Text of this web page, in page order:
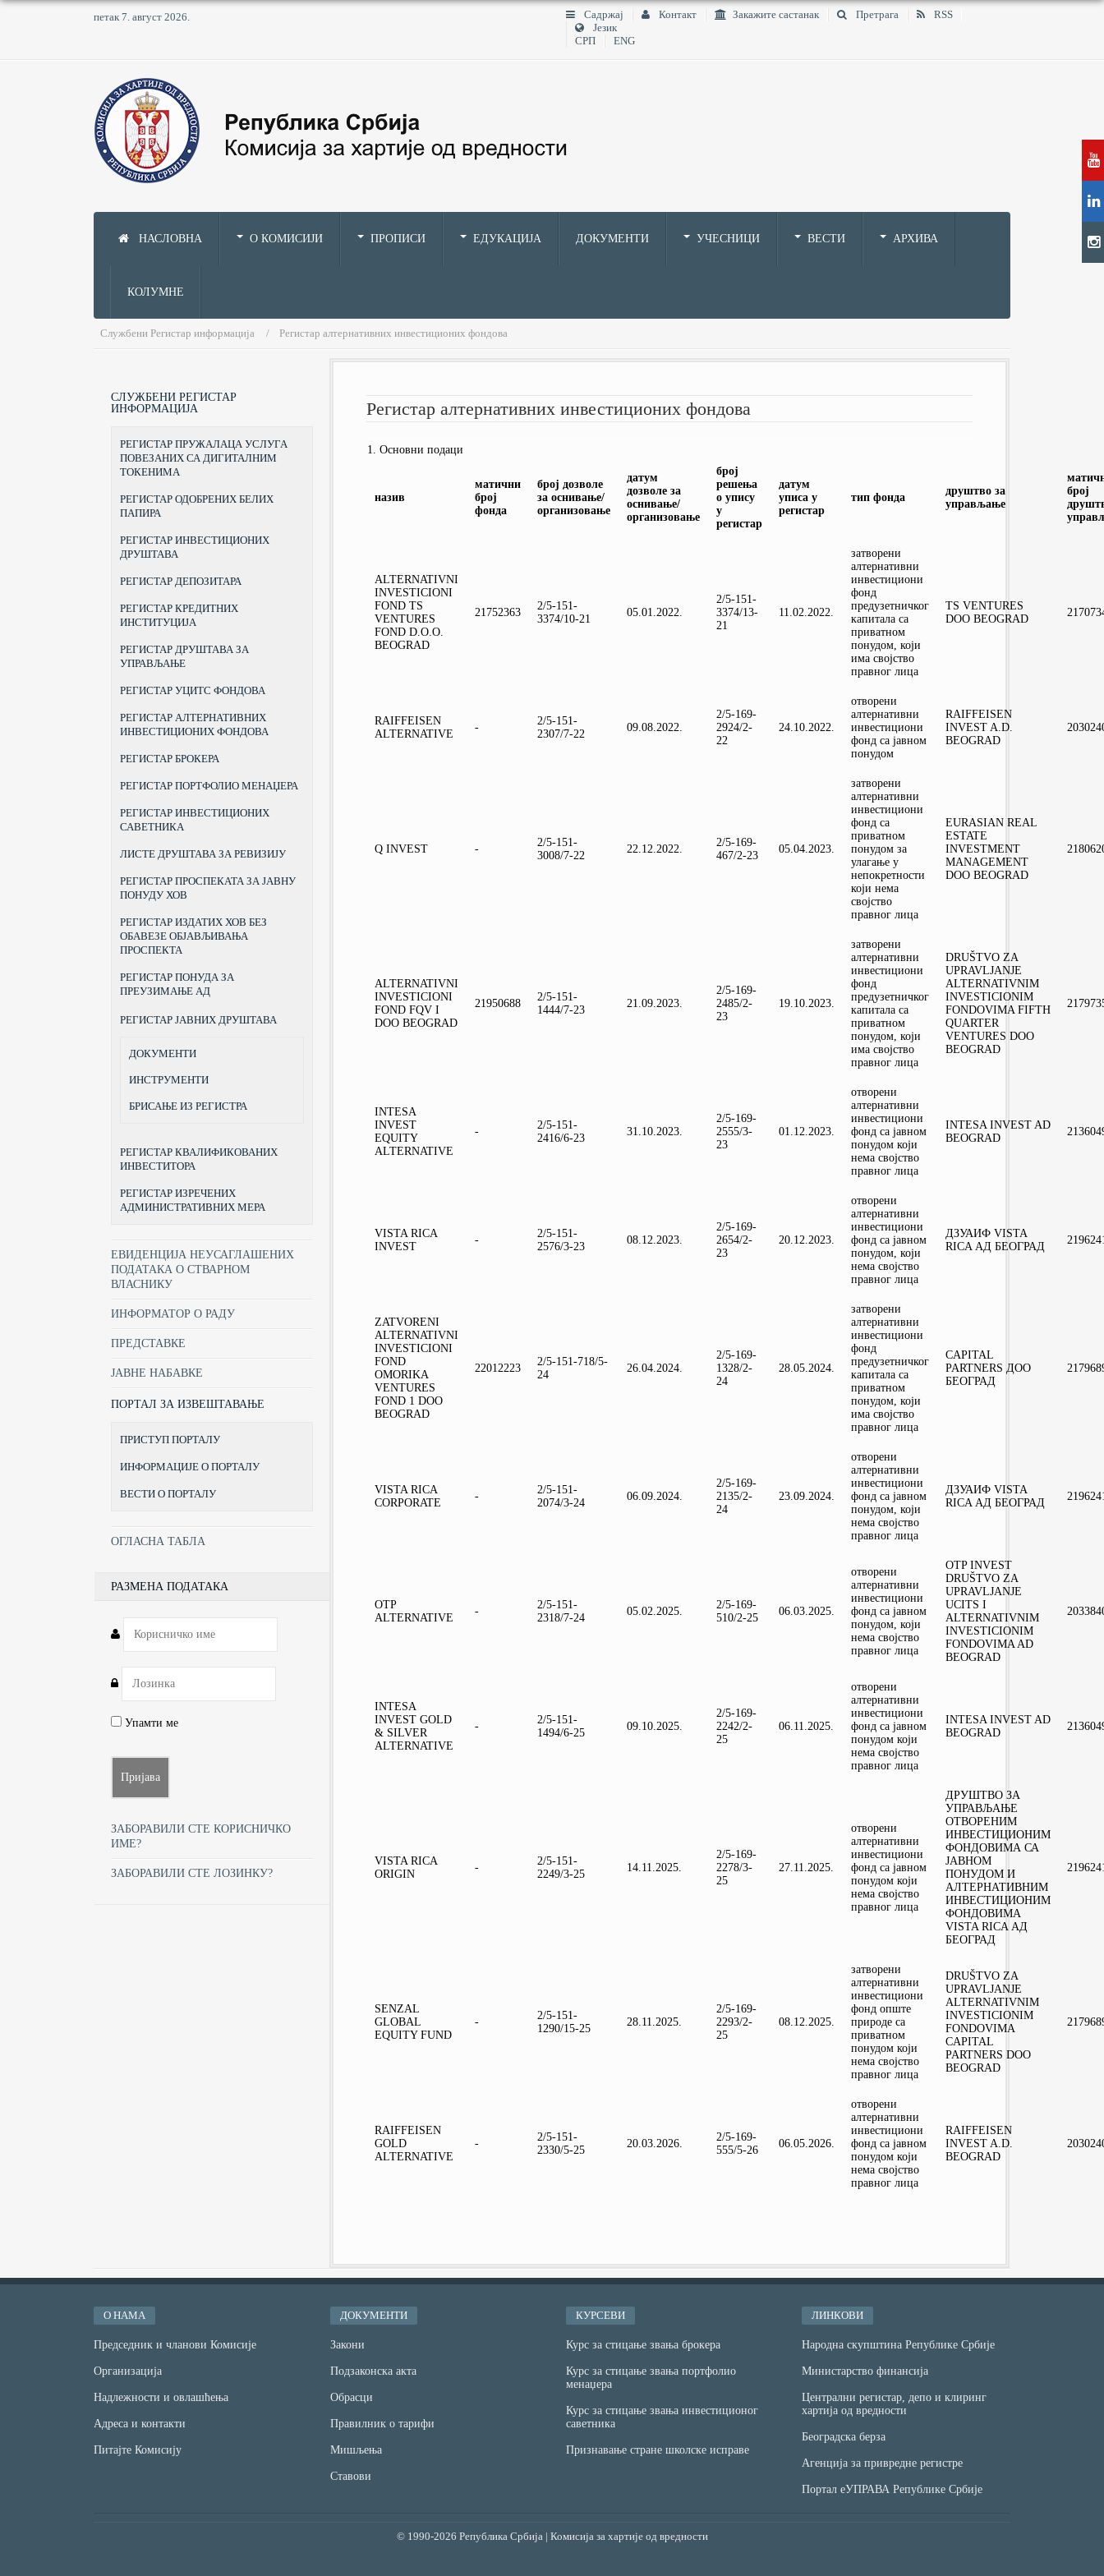
петак 7. август 2026. Садржај Контакт Закажите састанак Претрага
RSS
Језик
СРП
ENG
НАСЛОВНА О КОМИСИЈИ
ОРГАНИЗАЦИЈА
КОМИСИЈЕ
САЗИВИ
ИСТОРИЈАТ
АДРЕСА И КОНТАКТИ
ПРАВИЛНИК О ПОСЛОВНОМ
ПОНАШАЊУ
СВИ АКТИ
МАНИВАЛ
ПРОТОКОЛИ
ГЛОБАЛНИ ДОГОВОР УН У
СРБИЈИ
ПРОПИСИ
ПОДЗАКОНСКА АКТА
ОБРАСЦИ
ЈАВНЕ ОПОМЕНЕ
СТАВОВИ
ЕДУКАЦИЈА
КУРС ЗА СТИЦАЊЕ ЗВАЊА
КУРС ЗА СТИЦАЊЕ ЗВАЊА
ИНВЕСТИЦИОНОГ САВЕТНИКА
ПРИЗНАВАЊЕ СТРАНЕ ШКОЛСКЕ
ПРАВИЛНИК О СТИЦАЊУ ЗВАЊА
И ДАВАЊУ ДОЗВОЛЕ ЗА
ИНВЕСТИЦИОНОГ САВЕТНИКА И
ПОРТФОЛИО МЕНАЏЕРА
КАКО ИЗБЕЋИ ПРЕВАРЕ?
ПРЕДСТАВКЕ
ПУБЛИКАЦИЈЕ
ЧЕСТО ПОСТАВЉАНА ПИТАЊА
ДОКУМЕНТИ УЧЕСНИЦИ
ЦЕНТРАЛНИ РЕГИСТАР ХАРТИЈА
ОД ВРЕДНОСТИ
ДРУШТВА ЗА УПРАВЉАЊЕ
ИНВЕСТИЦИОНИМ ФОНДОВИМА
ВЕСТИ АРХИВА
КОЛУМНЕ
Службени Регистар информација Регистар алтернативних инвестиционих фондова
Регистар алтернативних инвестиционих фондова
Основни подаци
назив
матични
број
фонда
број дозволе
за оснивање/
организовање
датум
дозволе за
оснивање/
организовање
број
решења
о упису
у
регистар
датум
уписа у
регистар
тип фонда
друштво за
управљање
број
ALTERNATIVNI
INVESTICIONI
FOND TS
VENTURES
FOND D.O.O.
BEOGRAD
21752363
2/5-151-
3374/10-21
05.01.2022.
2/5-151-
3374/13-
21
11.02.2022.
затворени
алтернативни
инвестициони
фонд
предузетничког
капитала са
приватном
понудом, који
има својство
правног лица
TS VENTURES
DOO BEOGRAD
RAIFFEISEN
АLTERNATIVE
-
2/5-151-
2307/7-22
09.08.2022.
2/5-169-
2924/2-
22
24.10.2022.
отворени
алтернативни
инвестициони
фонд са јавном
понудом
RAIFFEISEN
INVEST A.D.
BEOGRAD
Q INVEST -
2/5-151-
3008/7-22
22.12.2022.
2/5-169-
467/2-23
05.04.2023.
затворени
алтернативни
инвестициони
фонд са
приватном
понудом за
улагање у
непокретности
који нема
својство
правног лица
EURASIAN REAL
ESTATE
INVESTMENT
MANAGEMENT
DOO BEOGRAD
ALTERNATIVNI
INVESTICIONI
FOND FQV I
DOO BEOGRAD
21950688
2/5-151-
1444/7-23
21.09.2023.
2/5-169-
2485/2-
23
19.10.2023.
затворени
алтернативни
инвестициони
фонд
предузетничког
капитала са
приватном
понудом, који
има својство
правног лица
DRUŠTVO ZA
UPRAVLJANJE
ALTERNATIVNIM
INVESTICIONIM
FONDOVIMA FIFTH
QUARTER
VENTURES DOO
BEOGRAD
INTESA
INVEST
EQUITY
ALTERNATIVE
-
2/5-151-
2416/6-23
31.10.2023.
2/5-169-
2555/3-
23
01.12.2023.
отворени
алтернативни
инвестициони
фонд са јавном
понудом који
нема својство
правног лица
INTESA INVEST AD
BEOGRAD
VISTA RICA
INVEST
-
2/5-151-
2576/3-23
08.12.2023.
2/5-169-
2654/2-
23
20.12.2023.
отворени
алтернативни
инвестициони
фонд са јавном
понудом, који
нема својство
правног лица
ДЗУАИФ VISTA
RICA АД БЕОГРАД
ZATVORENI
ALTERNATIVNI
INVESTICIONI
FOND
OMORIKA
VENTURES
FOND 1 DOO
BEOGRAD
22012223
2/5-151-718/5-
24
26.04.2024.
2/5-169-
1328/2-
24
28.05.2024.
затворени
алтернативни
инвестициони
фонд
предузетничког
капитала са
приватном
понудом, који
има својство
правног лица
CAPITAL
PARTNERS ДОО
БЕОГРАД
VISTA RICA
CORPORATE
-
2/5-151-
2074/3-24
06.09.2024.
2/5-169-
2135/2-
24
23.09.2024.
отворени
алтернативни
инвестициони
фонд са јавном
понудом, који
нема својство
правног лица
ДЗУАИФ VISTA
RICA АД БЕОГРАД
OTP
ALTERNATIVE
-
2/5-151-
2318/7-24
05.02.2025.
2/5-169-
510/2-25
06.03.2025.
отворени
алтернативни
инвестициони
фонд са јавном
понудом, који
нема својство
правног лица
OTP INVEST
DRUŠTVO ZA
UPRAVLJANJE
UCITS I
ALTERNATIVNIM
INVESTICIONIM
FONDOVIMA AD
BEOGRAD
INTESA
INVEST GOLD
& SILVER
ALTERNATIVE
-
2/5-151-
1494/6-25
09.10.2025.
2/5-169-
2242/2-
25
06.11.2025.
отворени
алтернативни
инвестициони
фонд са јавном
понудом који
нема својство
правног лица
INTESA INVEST AD
BEOGRAD
VISTA RICA
ORIGIN
-
2/5-151-
2249/3-25
14.11.2025.
2/5-169-
2278/3-
25
27.11.2025.
отворени
алтернативни
инвестициони
фонд са јавном
понудом који
нема својство
правног лица
ДРУШТВО ЗА
УПРАВЉАЊЕ
ОТВОРЕНИМ
ИНВЕСТИЦИОНИМ
ФОНДОВИМА СА
ЈАВНОМ
ПОНУДОМ И
АЛТЕРНАТИВНИМ
ИНВЕСТИЦИОНИМ
ФОНДОВИМА
VISTA RICA АД
БЕОГРАД
SENZAL
GLOBAL
EQUITY FUND
-
2/5-151-
1290/15-25
28.11.2025.
2/5-169-
2293/2-
25
08.12.2025.
затворени
алтернативни
инвестициони
фонд опште
природе са
приватном
понудом који
нема својство
правног лица
DRUŠTVO ZA
UPRAVLJANJE
ALTERNATIVNIM
INVESTICIONIM
FONDOVIMA
CAPITAL
PARTNERS DOO
BEOGRAD
RAIFFEISEN
GOLD
ALTERNATIVE
-
2/5-151-
2330/5-25
20.03.2026.
2/5-169-
555/5-26
06.05.2026.
отворени
алтернативни
инвестициони
фонд са јавном
понудом који
нема својство
правног лица
RAIFFEISEN
INVEST A.D.
BEOGRAD
СЛУЖБЕНИ РЕГИСТАР
ИНФОРМАЦИЈА
РЕГИСТАР ПРУЖАЛАЦА УСЛУГА
ПОВЕЗАНИХ СА ДИГИТАЛНИМ
ТОКЕНИМА
РЕГИСТАР ОДОБРЕНИХ БЕЛИХ
ПАПИРА
РЕГИСТАР ИНВЕСТИЦИОНИХ
ДРУШТАВА
РЕГИСТАР ДЕПОЗИТАРА
РЕГИСТАР КРЕДИТНИХ
ИНСТИТУЦИЈА
РЕГИСТАР ДРУШТАВА ЗА
УПРАВЉАЊЕ
РЕГИСТАР УЦИТС ФОНДОВА
РЕГИСТАР АЛТЕРНАТИВНИХ
ИНВЕСТИЦИОНИХ ФОНДОВА
РЕГИСТАР БРОКЕРА
РЕГИСТАР ПОРТФОЛИО МЕНАЏЕРА
РЕГИСТАР ИНВЕСТИЦИОНИХ
САВЕТНИКА
ЛИСТЕ ДРУШТАВА ЗА РЕВИЗИЈУ
РЕГИСТАР ПРОСПЕКАТА ЗА ЈАВНУ
ПОНУДУ ХОВ
РЕГИСТАР ИЗДАТИХ ХОВ БЕЗ
ОБАВЕЗЕ ОБЈАВЉИВАЊА
ПРОСПЕКТА
РЕГИСТАР ПОНУДА ЗА
ПРЕУЗИМАЊЕ АД
РЕГИСТАР ЈАВНИХ ДРУШТАВА
ДОКУМЕНТИ
ИНСТРУМЕНТИ
БРИСАЊЕ ИЗ РЕГИСТРА
РЕГИСТАР КВАЛИФИКОВАНИХ
ИНВЕСТИТОРА
РЕГИСТАР ИЗРЕЧЕНИХ
АДМИНИСТРАТИВНИХ МЕРА
ЕВИДЕНЦИЈА НЕУСАГЛАШЕНИХ
ПОДАТАКА О СТВАРНОМ
ВЛАСНИКУ
ИНФОРМАТОР О РАДУ
ПРЕДСТАВКЕ
ЈАВНЕ НАБАВКЕ
ПОРТАЛ ЗА ИЗВЕШТАВАЊЕ
ПРИСТУП ПОРТАЛУ
ИНФОРМАЦИЈЕ О ПОРТАЛУ
ВЕСТИ О ПОРТАЛУ
ОГЛАСНА ТАБЛА
РАЗМЕНА ПОДАТАКА
Упамти ме
ЗАБОРАВИЛИ СТЕ КОРИСНИЧКО
ИМЕ?
ЗАБОРАВИЛИ СТЕ ЛОЗИНКУ?
О НАМА
Председник и чланови Комисије
Организација
Надлежности и овлашћења
Адреса и контакти
Питајте Комисију
ДОКУМЕНТИ
Закони
Подзаконска акта
Обрасци
Правилник о тарифи
Мишљења
Ставови
КУРСЕВИ
Курс за стицање звања брокера
Курс за стицање звања портфолио
менаџера
Курс за стицање звања инвестиционог
саветника
Признавање стране школске исправе
ЛИНКОВИ
Народна скупштина Републике Србије
Министарство финансијa
Централни регистар, депо и клиринг
хартија од вредности
Београдска берза
Агенција за привредне регистре
Портал еУПРАВА Републике Србије
© 1990-2026 Република Србија | Комисија за хартије од вредности